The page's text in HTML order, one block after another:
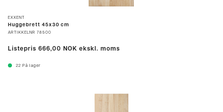
EXXENT
Huggebrett 45x30 cm
ARTIKKELNR 78500
Listepris 666,00 NOK ekskl. moms
22 På lager